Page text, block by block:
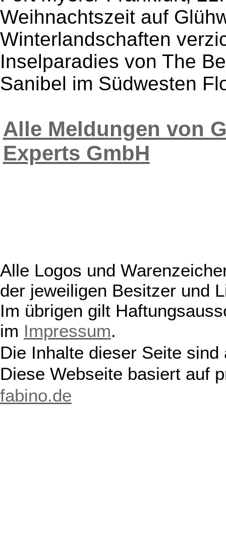
Weihnachtszeit auf
Winterlandschaften
Inselparadies von The
Sanibel im Südwesten
Alle Meldungen von
Experts GmbH
Alle Logos und
der jeweiligen Besitzer und
Im übrigen gilt
im Impressum.
Die Inhalte dieser Seite
Diese Webseite basiert auf
fabino.de